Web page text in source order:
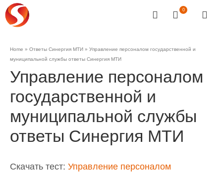
0
Home » Ответы Синергия МТИ » Управление персоналом государственной и
муниципальной службы ответы Синергия МТИ
Управление персоналом
государственной и
муниципальной службы
ответы Синергия МТИ
Скачать тест: Управление персоналом